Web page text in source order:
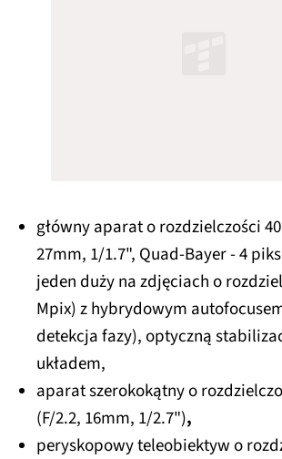
główny aparat o rozdzielczości
27mm, 1/1.7", Quad-Bayer - 4
jeden duży na zdjęciach o
Mpix) z hybrydowym
detekcja fazy), optyczną
układem,
aparat szerokokątny o
(F/2.2, 16mm, 1/2.7"),
peryskopowy teleobiektyw o